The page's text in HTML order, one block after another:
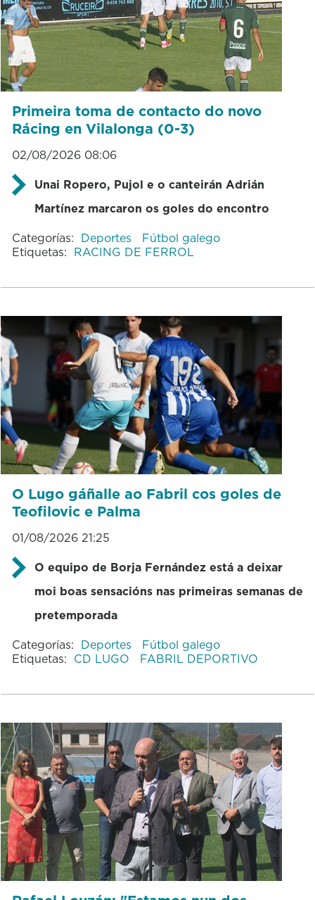
Primeira toma de contacto do novo
Rácing en Vilalonga (0-3)
02/08/2026 08:06
Unai Ropero, Pujol e o canteirán Adrián
Martínez marcaron os goles do encontro
Categorías: Deportes
Fútbol galego
Etiquetas: RACING DE FERROL
O Lugo gáñalle ao Fabril cos goles de
Teofilovic e Palma
01/08/2026 21:25
O equipo de Borja Fernández está a deixar
moi boas sensacións nas primeiras semanas de
pretemporada
Categorías: Deportes
Fútbol galego
Etiquetas: CD LUGO FABRIL DEPORTIVO